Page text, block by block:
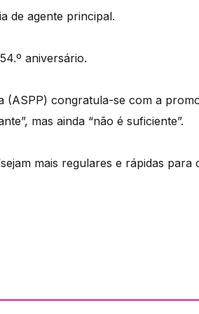
de agente principal.
aniversário.
(ASPP) congratula-se com a
mas ainda “não é suficiente”.
mais regulares e rápidas para